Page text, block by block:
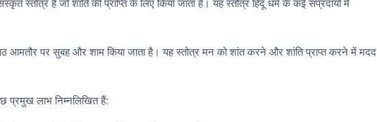
स्तोत्र है जो शांति की प्राप्ति के लिए किया जाता है। यह स्तोत्र हिंदू धर्म के कई संप्रदायों में
आमतौर पर सुबह और शाम किया जाता है। यह स्तोत्र मन को शांत करने और शांति प्राप्त करने में मदद
लाभ निम्नलिखित हैं: